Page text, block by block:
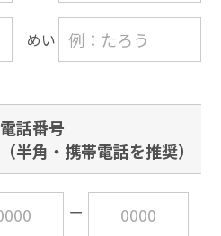
めい
電話番号
（半角・携帯電話を推奨）